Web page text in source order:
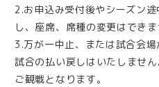
2.お申込み受付後やシーズン
し、座席、席種の変更はできま
3.万が一中止、または試合会
試合の払い戻しはいたしませ
ご観戦となります。